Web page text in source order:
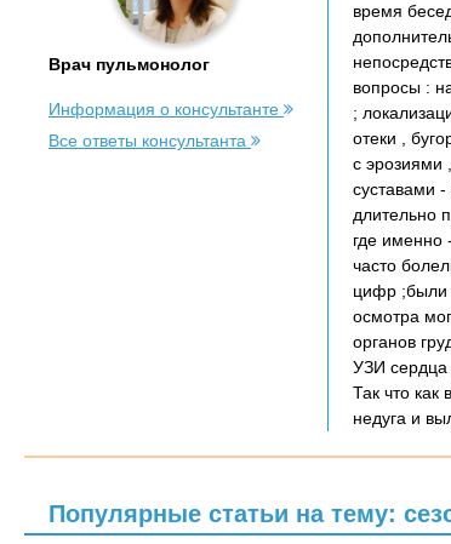
Врач пульмонолог
Информация о консультанте
Все ответы консультанта
время
вопросы :
;
отеки ,
с эрозиями
суставами -
длительно
где именно
часто
цифр ;были
осмотра
органов
УЗИ сердца
Так что как
недуга и
Популярные статьи на тему: